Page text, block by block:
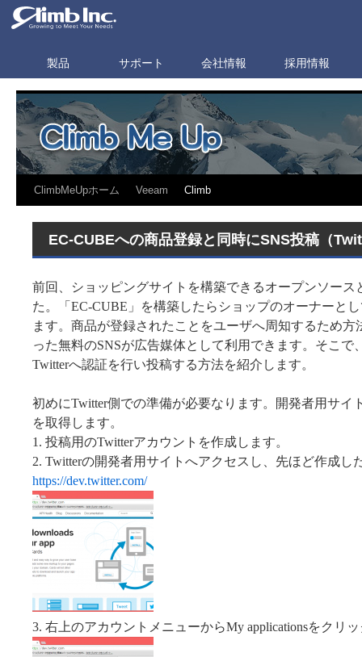
製品 サポート 会社情報 採用情報
ClimbMeUpホーム Veeam Climb
EC-CUBEへの商品登録と同時にSNS投稿（
前回、ショッピングサイトを構築できるオープンソース
た。「EC-CUBE」を構築したらショップのオーナーと
ます。商品が登録されたことをユーザへ周知するため方
った無料のSNSが広告媒体として利用できます。そこで
Twitterへ認証を行い投稿する方法を紹介します。
初めにTwitter側での準備が必要なります。開発者用サイ
を取得します。
1. 投稿用のTwitterアカウントを作成します。
2. Twitterの開発者用サイトへアクセスし、先ほど作成し
https://dev.twitter.com/
3. 右上のアカウントメニューからMy applicationsをクリ